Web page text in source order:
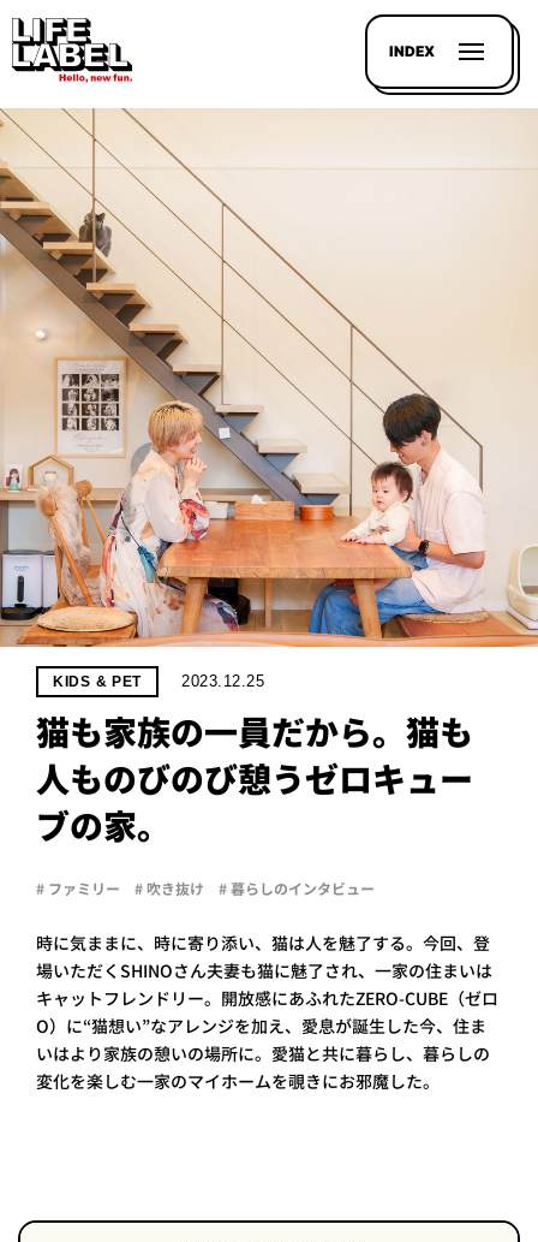
INDEX
HOUSE
LINE-
UP
PROJECT
WHAT’S
LIFE
LABEL
ライフレー
会社概
要
企業の
方へ
お問い
合わせ
KIDS & PET 2023.12.25
猫も家族の一員だから。猫も
人ものびのび憩うゼロキュー
ブの家。
# ファミリー # 吹き抜け # 暮らしのインタビュー
時に気ままに、時に寄り添い、猫は人を魅了する。今回、登
場いただくSHINOさん夫妻も猫に魅了され、一家の住まいは
キャットフレンドリー。開放感にあふれたZERO-CUBE（ゼロ
O）に“猫想い”なアレンジを加え、愛息が誕生した今、住ま
いはより家族の憩いの場所に。愛猫と共に暮らし、暮らしの
変化を楽しむ一家のマイホームを覗きにお邪魔した。